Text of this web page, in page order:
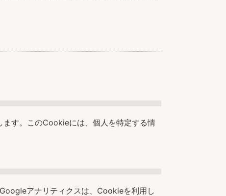
す。このCookieには、個人を特定する情
アナリティクスは、Cookieを利用し